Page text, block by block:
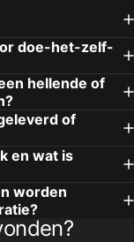
doe-het-zelf-
hellende of
of
en wat is
worden